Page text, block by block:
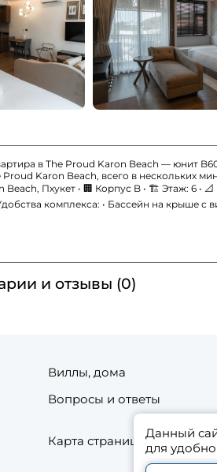
в The Proud Karon Beach — юнит
Proud Karon Beach, всего в нескольких
Beach, Пхукет • 🏢 Корпус B • 🏗 Этаж: 6 •
комплекса: • Бассейн на крыше с
и отзывы (0)
Данный
для
Виллы, дома
Вопросы и ответы
Карта страниц сайта